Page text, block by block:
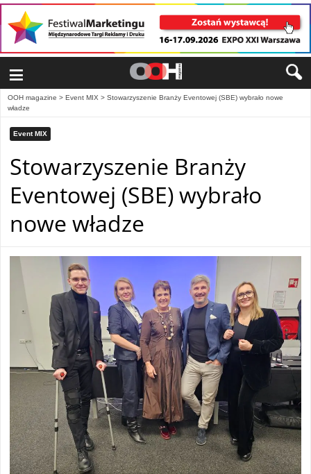
≡
OOH magazine > Event MIX > Stowarzyszenie Branży Eventowej (SBE) wybrało nowe
władze
Event MIX
Stowarzyszenie Branży
Eventowej (SBE) wybrało
nowe władze